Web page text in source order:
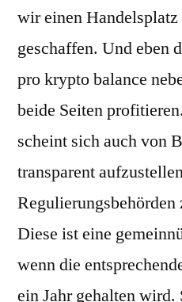
wir einen
geschaffen. Und eben
pro krypto balance
beide Seiten
scheint sich auch von
transparent
Regulierungsbehörden
Diese ist eine
wenn die
ein Jahr gehalten wird.